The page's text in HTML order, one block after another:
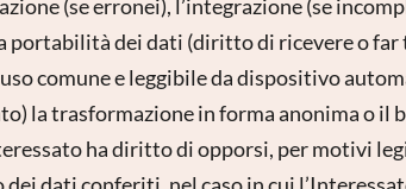
(se erronei), l’integrazione (se
portabilità dei dati (diritto di ricevere o
comune e leggibile da dispositivo
la trasformazione in forma anonima o
ha diritto di opporsi, per motivi